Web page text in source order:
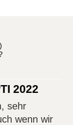
2022
sehr
wenn wir